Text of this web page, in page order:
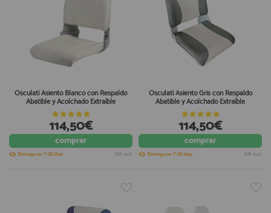
Osculati Asiento Blanco con Respaldo
Abatible y Acolchado Extraíble
114,50€
comprar
Entrega en 7-10 días IVA incl.
Osculati Asiento Gris con Respaldo
Abatible y Acolchado Extraíble
114,50€
comprar
Entrega en 7-10 días IVA incl.